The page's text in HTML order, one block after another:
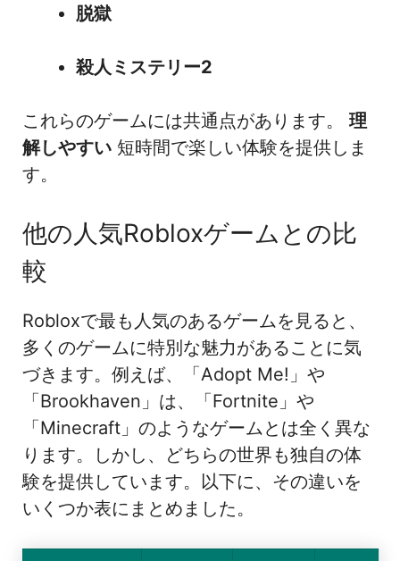
脱獄
殺人ミステリー2
これらのゲームには共通点があります。 理
解しやすい 短時間で楽しい体験を提供しま
す。
他の人気Robloxゲームとの比
較
Robloxで最も人気のあるゲームを見ると、
多くのゲームに特別な魅力があることに気
づきます。例えば、「Adopt Me!」や
「Brookhaven」は、「Fortnite」や
「Minecraft」のようなゲームとは全く異な
ります。しかし、どちらの世界も独自の体
験を提供しています。以下に、その違いを
いくつか表にまとめました。